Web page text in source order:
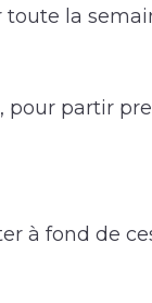
la
, pour partir
à fond de